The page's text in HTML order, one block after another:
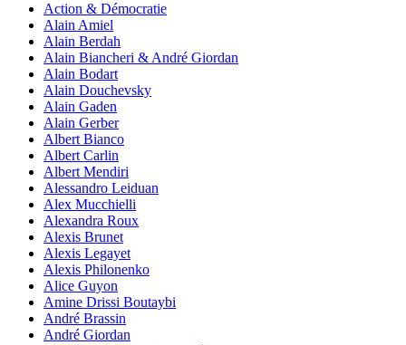
Action & Démocratie
Alain Amiel
Alain Berdah
Alain Biancheri & André Giordan
Alain Bodart
Alain Douchevsky
Alain Gaden
Alain Gerber
Albert Bianco
Albert Carlin
Albert Mendiri
Alessandro Leiduan
Alex Mucchielli
Alexandra Roux
Alexis Brunet
Alexis Legayet
Alexis Philonenko
Alice Guyon
Amine Drissi Boutaybi
André Brassin
André Giordan